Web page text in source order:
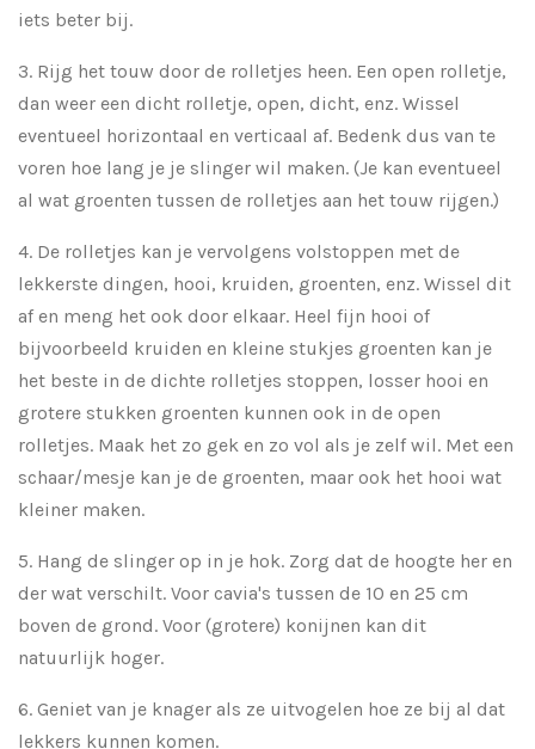
iets beter bij.
3. Rijg het touw door de rolletjes heen. Een open rolletje,
dan weer een dicht rolletje, open, dicht, enz. Wissel
eventueel horizontaal en verticaal af. Bedenk dus van te
voren hoe lang je je slinger wil maken. (Je kan eventueel
al wat groenten tussen de rolletjes aan het touw rijgen.)
4. De rolletjes kan je vervolgens volstoppen met de
lekkerste dingen, hooi, kruiden, groenten, enz. Wissel dit
af en meng het ook door elkaar. Heel fijn hooi of
bijvoorbeeld kruiden en kleine stukjes groenten kan je
het beste in de dichte rolletjes stoppen, losser hooi en
grotere stukken groenten kunnen ook in de open
rolletjes. Maak het zo gek en zo vol als je zelf wil. Met een
schaar/mesje kan je de groenten, maar ook het hooi wat
kleiner maken.
5. Hang de slinger op in je hok. Zorg dat de hoogte her en
der wat verschilt. Voor cavia's tussen de 10 en 25 cm
boven de grond. Voor (grotere) konijnen kan dit
natuurlijk hoger.
6. Geniet van je knager als ze uitvogelen hoe ze bij al dat
lekkers kunnen komen.